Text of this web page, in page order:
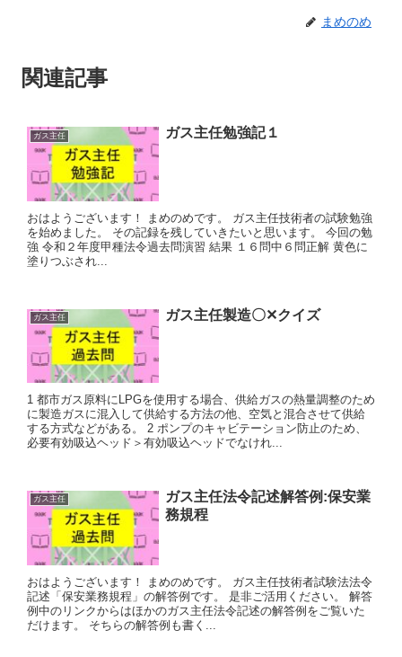
まめのめ
関連記事
ガス主任 ガス主任勉強記１
おはようございます！ まめのめです。 ガス主任技術者の試験勉強
を始めました。 その記録を残していきたいと思います。 今回の勉
強 令和２年度甲種法令過去問演習 結果 １６問中６問正解 黄色に
塗りつぶされ...
ガス主任 ガス主任製造〇✕クイズ
1 都市ガス原料にLPGを使用する場合、供給ガスの熱量調整のため
に製造ガスに混入して供給する方法の他、空気と混合させて供給
する方式などがある。 2 ポンプのキャビテーション防止のため、
必要有効吸込ヘッド＞有効吸込ヘッドでなけれ...
ガス主任
ガス主任法令記述解答例:保安業
務規程
おはようございます！ まめのめです。 ガス主任技術者試験法法令
記述「保安業務規程」の解答例です。 是非ご活用ください。 解答
例中のリンクからはほかのガス主任法令記述の解答例をご覧いた
だけます。 そちらの解答例も書く...